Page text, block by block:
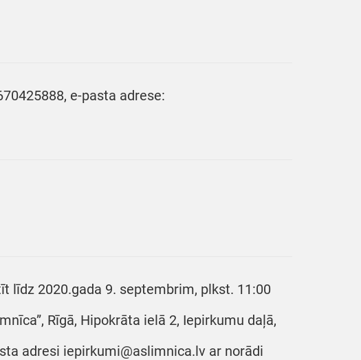
e-pasta adrese:
līdz 2020.gada 9. septembrim, plkst. 11:00
Rīgā, Hipokrāta ielā 2, Iepirkumu daļā,
adresi iepirkumi@aslimnica.lv ar norādi